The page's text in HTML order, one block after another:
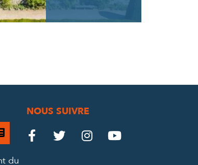
Je
m’abonne
du
NOUS SUIVRE
Le

Le

Le

Le
